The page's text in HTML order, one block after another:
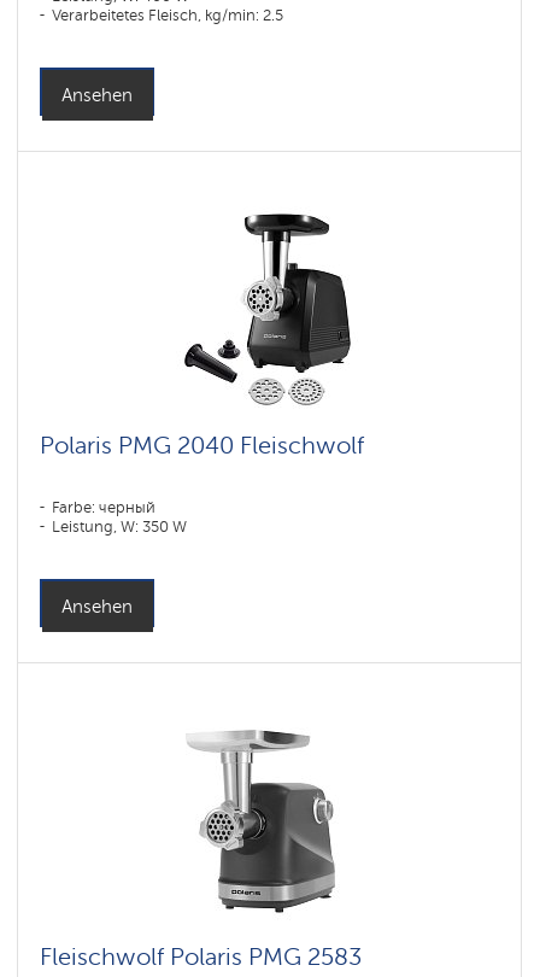
Verarbeitetes Fleisch, kg/min: 2.5
Ansehen
Polaris PMG 2040 Fleischwolf
Farbe: черный
Leistung, W: 350 W
Ansehen
Fleischwolf Polaris PMG 2583